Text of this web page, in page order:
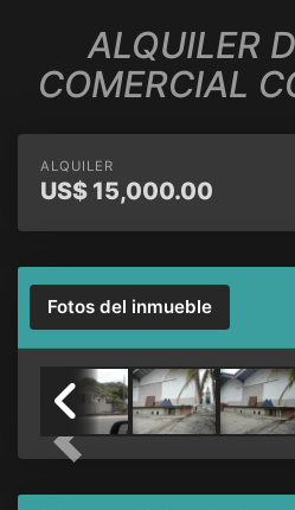
ALQUILER
COMERCIAL
LINEALES
ALQUILER
US$ 15,000.00
Fotos del inmueble
Previous